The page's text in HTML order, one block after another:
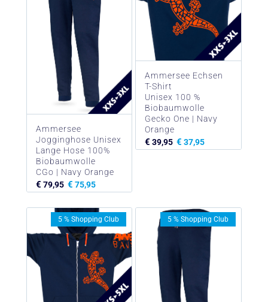
Ammersee
Jogginghose Unisex
Lange Hose 100%
Biobaumwolle
CGo | Navy Orange
€ 79,95 € 75,95
Ammersee Echsen
T-Shirt
Unisex 100 %
Biobaumwolle
Gecko One | Navy
Orange
€ 39,95 € 37,95
5 % Shopping Club 5 % Shopping Club